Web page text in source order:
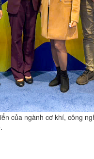
của ngành cơ khí, công